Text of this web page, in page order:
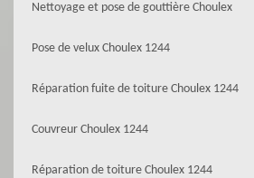
Nettoyage et pose de gouttière Choulex
Pose de velux Choulex 1244
Réparation fuite de toiture Choulex 1244
Couvreur Choulex 1244
Réparation de toiture Choulex 1244